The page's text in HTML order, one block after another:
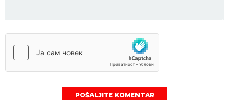
POŠALJITE KOMENTAR